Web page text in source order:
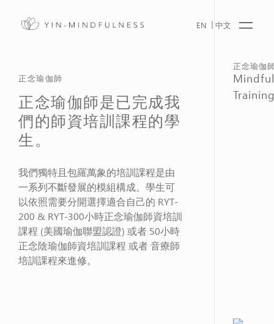
EN 中文
正念瑜伽師
正念瑜伽師是已完成我
們的師資培訓課程的學
生。
我們獨特且包羅萬象的培訓課程是由
一系列不斷發展的模組構成。學生可
以依照需要分開選擇適合自己的 RYT-
200 & RYT-300小時正念瑜伽師資培訓
課程 (美國瑜伽聯盟認證) 或者 50小時
正念陰瑜伽師資培訓課程 或者 音療師
培訓課程來進修。
正念瑜伽